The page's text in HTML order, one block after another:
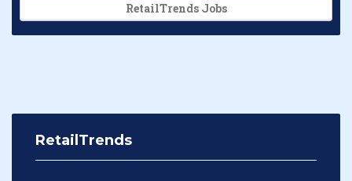
RetailTrends Jobs
RetailTrends